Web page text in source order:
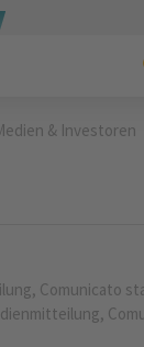
& Investoren
Comunicato